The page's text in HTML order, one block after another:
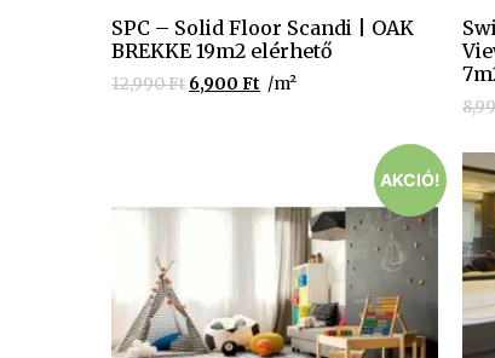
SPC – Solid Floor Scandi | OAK
BREKKE 19m2 elérhető
12,990Ft 6,900 Ft /m²
AKCIÓ!